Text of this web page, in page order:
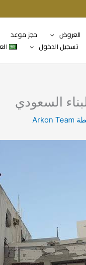
العروض حجز موعد
تسجيل الدخول
Arkon Team